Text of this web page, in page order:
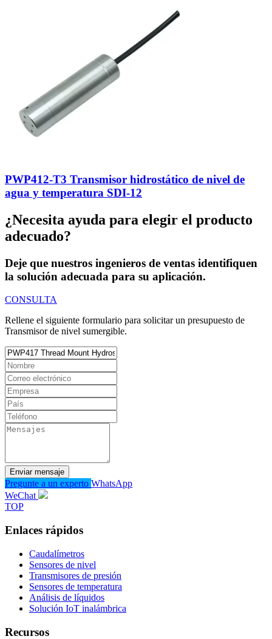
PWP412-T3 Transmisor hidrostático de nivel de
agua y temperatura SDI-12
¿Necesita ayuda para elegir el producto
adecuado?
Deje que nuestros ingenieros de ventas identifiquen
la solución adecuada para su aplicación.
CONSULTA
Rellene el siguiente formulario para solicitar un presupuesto de
Transmisor de nivel sumergible.
Enviar mensaje
Pregunte a un experto WhatsApp
WeChat
TOP
Enlaces rápidos
Caudalímetros
Sensores de nivel
Transmisores de presión
Sensores de temperatura
Análisis de líquidos
Solución IoT inalámbrica
Recursos